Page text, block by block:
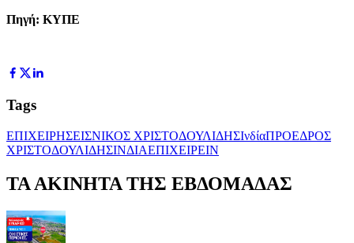
Πηγή: ΚΥΠΕ
Tags
ΕΠΙΧΕΙΡΗΣΕΙΣΝΙΚΟΣ ΧΡΙΣΤΟΔΟΥΛΙΔΗΣΙνδίαΠΡΟΕΔΡΟΣ
ΧΡΙΣΤΟΔΟΥΛΙΔΗΣΙΝΔΙΑΕΠΙΧΕΙΡΕΙΝ
ΤΑ ΑΚΙΝΗΤΑ ΤΗΣ ΕΒΔΟΜΑΔΑΣ